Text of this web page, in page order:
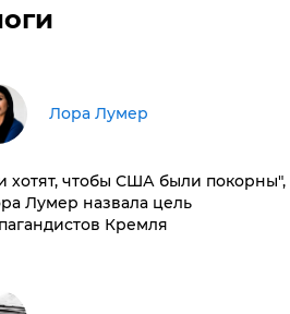
​Лора Лумер
хотят, чтобы США были покорны",
Лумер назвала цель
Кремля